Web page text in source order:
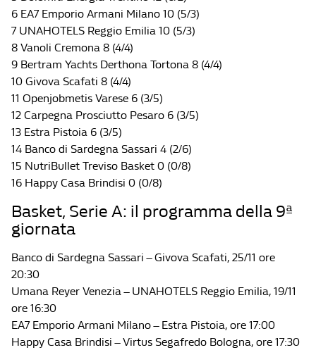
6 EA7 Emporio Armani Milano 10 (5/3)
7 UNAHOTELS Reggio Emilia 10 (5/3)
8 Vanoli Cremona 8 (4/4)
9 Bertram Yachts Derthona Tortona 8 (4/4)
10 Givova Scafati 8 (4/4)
11 Openjobmetis Varese 6 (3/5)
12 Carpegna Prosciutto Pesaro 6 (3/5)
13 Estra Pistoia 6 (3/5)
14 Banco di Sardegna Sassari 4 (2/6)
15 NutriBullet Treviso Basket 0 (0/8)
16 Happy Casa Brindisi 0 (0/8)
Basket, Serie A: il programma della 9ª
giornata
Banco di Sardegna Sassari – Givova Scafati, 25/11 ore
20:30
Umana Reyer Venezia – UNAHOTELS Reggio Emilia, 19/11
ore 16:30
EA7 Emporio Armani Milano – Estra Pistoia, ore 17:00
Happy Casa Brindisi – Virtus Segafredo Bologna, ore 17:30